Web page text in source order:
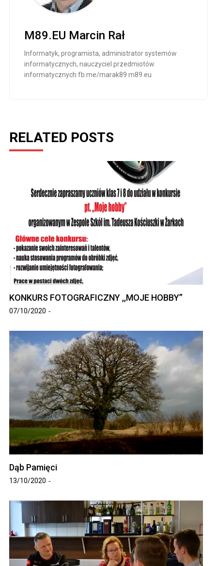
uczniówUmożliwienie
uczniom skonfrontowania
innychpromowanie
osiągnięć uczniów 1.
Konkurs przeznaczony
jest…
M89.EU Marcin Rał
Informatyk, programista, administrator systemów
informatycznych, nauczyciel przedmiotów
informatycznych fb.me/marak89 m89.eu
RELATED POSTS
KONKURS FOTOGRAFICZNY ,,MOJE HOBBY’’
07/10/2020
Dąb Pamięci
13/10/2020